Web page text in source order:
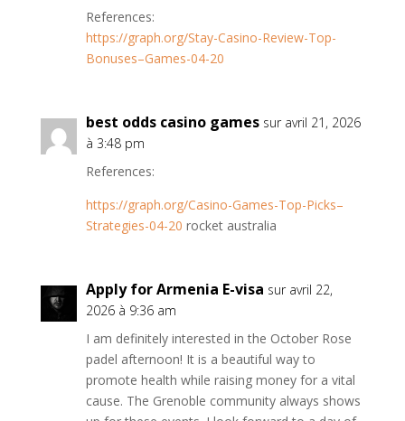
References:
https://graph.org/Stay-Casino-Review-Top-
Bonuses–Games-04-20
best odds casino games sur avril 21, 2026
à 3:48 pm
References:
https://graph.org/Casino-Games-Top-Picks–
Strategies-04-20 rocket australia
Apply for Armenia E-visa sur avril 22,
2026 à 9:36 am
I am definitely interested in the October Rose
padel afternoon! It is a beautiful way to
promote health while raising money for a vital
cause. The Grenoble community always shows